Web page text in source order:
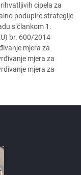
cipela za
podupire strategije
s člankom 1.
br. 600/2014
mjera za
mjera za
mjera za